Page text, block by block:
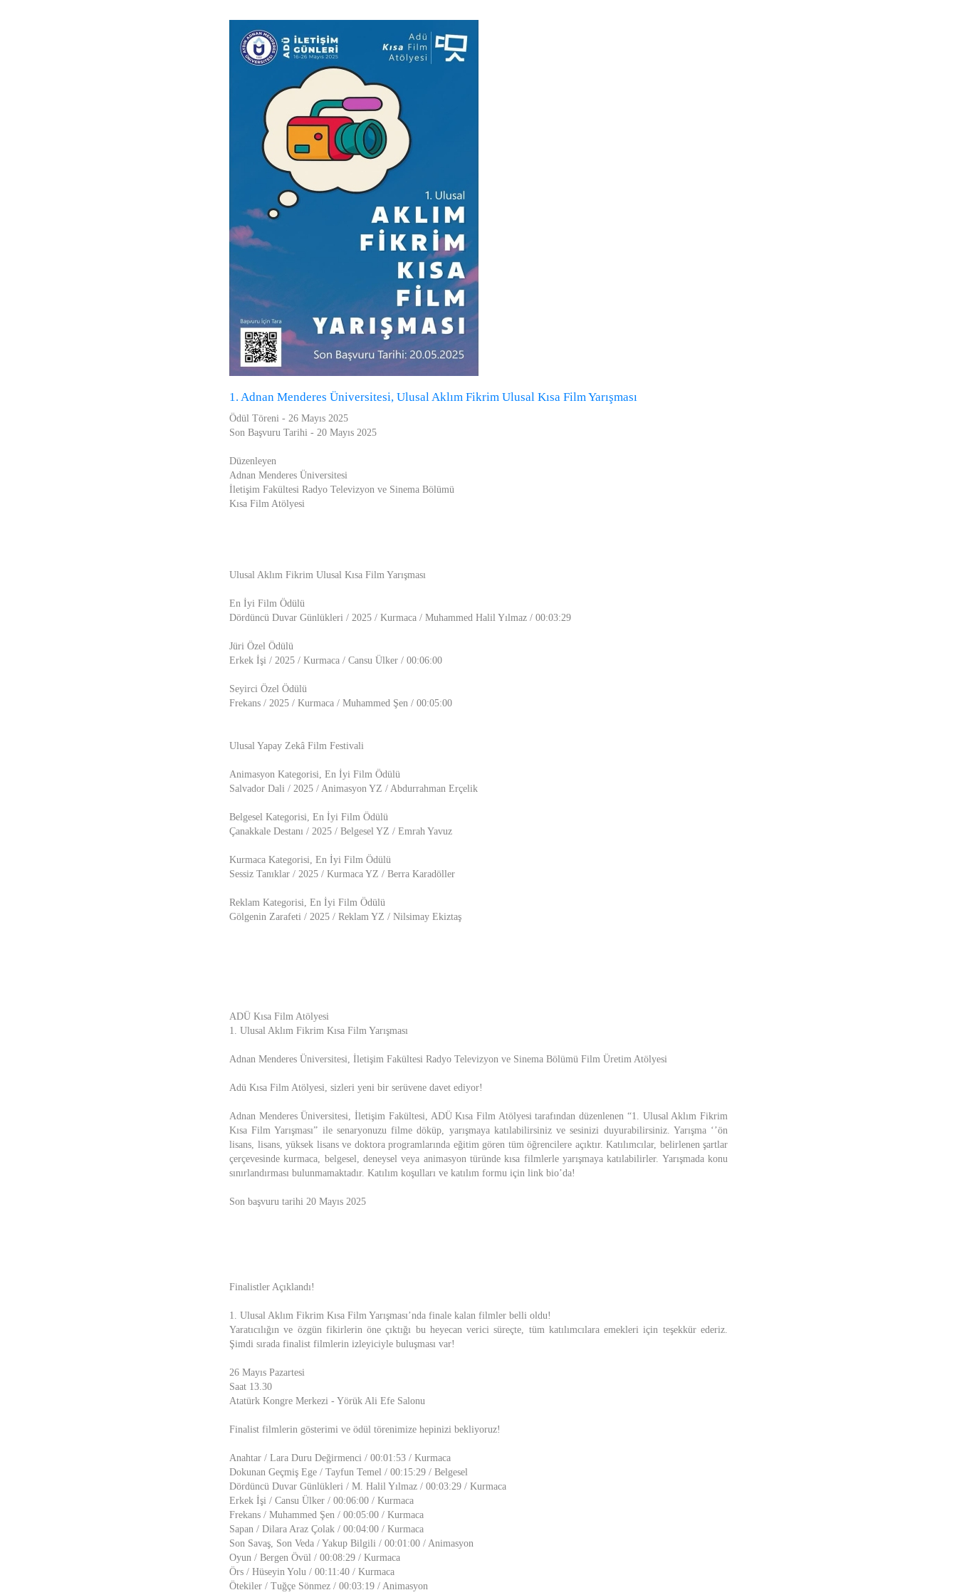
1. Adnan Menderes Üniversitesi, Ulusal Aklım Fikrim Ulusal Kısa Film Yarışması
Ödül Töreni - 26 Mayıs 2025
Son Başvuru Tarihi - 20 Mayıs 2025
Düzenleyen
Adnan Menderes Üniversitesi
İletişim Fakültesi Radyo Televizyon ve Sinema Bölümü
Kısa Film Atölyesi
Ulusal Aklım Fikrim Ulusal Kısa Film Yarışması
En İyi Film Ödülü
Dördüncü Duvar Günlükleri / 2025 / Kurmaca / Muhammed Halil Yılmaz / 00:03:29
Jüri Özel Ödülü
Erkek İşi / 2025 / Kurmaca / Cansu Ülker / 00:06:00
Seyirci Özel Ödülü
Frekans / 2025 / Kurmaca / Muhammed Şen / 00:05:00
Ulusal Yapay Zekâ Film Festivali
Animasyon Kategorisi, En İyi Film Ödülü
Salvador Dali / 2025 / Animasyon YZ / Abdurrahman Erçelik
Belgesel Kategorisi, En İyi Film Ödülü
Çanakkale Destanı / 2025 / Belgesel YZ / Emrah Yavuz
Kurmaca Kategorisi, En İyi Film Ödülü
Sessiz Tanıklar / 2025 / Kurmaca YZ / Berra Karadöller
Reklam Kategorisi, En İyi Film Ödülü
Gölgenin Zarafeti / 2025 / Reklam YZ / Nilsimay Ekiztaş
ADÜ Kısa Film Atölyesi
1. Ulusal Aklım Fikrim Kısa Film Yarışması
Adnan Menderes Üniversitesi, İletişim Fakültesi Radyo Televizyon ve Sinema Bölümü Film Üretim Atölyesi
Adü Kısa Film Atölyesi, sizleri yeni bir serüvene davet ediyor!
Adnan Menderes Üniversitesi, İletişim Fakültesi, ADÜ Kısa Film Atölyesi tarafından düzenlenen “1. Ulusal Aklım Fikrim
Kısa Film Yarışması” ile senaryonuzu filme döküp, yarışmaya katılabilirsiniz ve sesinizi duyurabilirsiniz. Yarışma ‘’ön
lisans, lisans, yüksek lisans ve doktora programlarında eğitim gören tüm öğrencilere açıktır. Katılımcılar, belirlenen şartlar
çerçevesinde kurmaca, belgesel, deneysel veya animasyon türünde kısa filmlerle yarışmaya katılabilirler. Yarışmada konu
sınırlandırması bulunmamaktadır. Katılım koşulları ve katılım formu için link bio’da!
Son başvuru tarihi 20 Mayıs 2025
Finalistler Açıklandı!
1.⁠ ⁠Ulusal Aklım Fikrim Kısa Film Yarışması’nda finale kalan filmler belli oldu!
Yaratıcılığın ve özgün fikirlerin öne çıktığı bu heyecan verici süreçte, tüm katılımcılara emekleri için teşekkür ederiz.
Şimdi sırada finalist filmlerin izleyiciyle buluşması var!
26 Mayıs Pazartesi
Saat 13.30
Atatürk Kongre Merkezi - Yörük Ali Efe Salonu
Finalist filmlerin gösterimi ve ödül törenimize hepinizi bekliyoruz!
Anahtar / Lara Duru Değirmenci / 00:01:53 / Kurmaca
Dokunan Geçmiş Ege / Tayfun Temel / 00:15:29 / Belgesel
Dördüncü Duvar Günlükleri / M. Halil Yılmaz / 00:03:29 / Kurmaca
Erkek İşi / Cansu Ülker / 00:06:00 / Kurmaca
Frekans / Muhammed Şen / 00:05:00 / Kurmaca
Sapan / Dilara Araz Çolak / 00:04:00 / Kurmaca
Son Savaş, Son Veda / Yakup Bilgili / 00:01:00 / Animasyon
Oyun / Bergen Övül / 00:08:29 / Kurmaca
Örs / Hüseyin Yolu / 00:11:40 / Kurmaca
Ötekiler / Tuğçe Sönmez / 00:03:19 / Animasyon